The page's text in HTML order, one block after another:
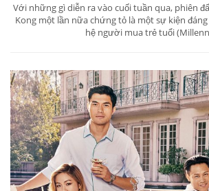
Với những gì diễn ra vào cuối tuần qua, phiên
Kong một lần nữa chứng tỏ là một sự kiện
hệ người mua trẻ tuổi